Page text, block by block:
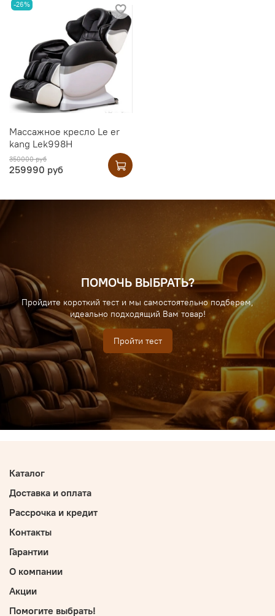
-26%
Массажное кресло Le er
kang Lek998H
350000 руб
259990 руб
ПОМОЧЬ ВЫБРАТЬ?
Пройдите короткий тест и мы самостоятельно подберем,
идеально подходящий Вам товар!
Пройти тест
Каталог
Доставка и оплата
Рассрочка и кредит
Контакты
Гарантии
О компании
Акции
Помогите выбрать!